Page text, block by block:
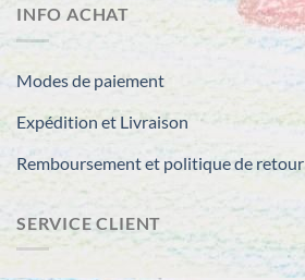
INFO ACHAT
Modes de paiement
Expédition et Livraison
Remboursement et politique de retour
SERVICE CLIENT